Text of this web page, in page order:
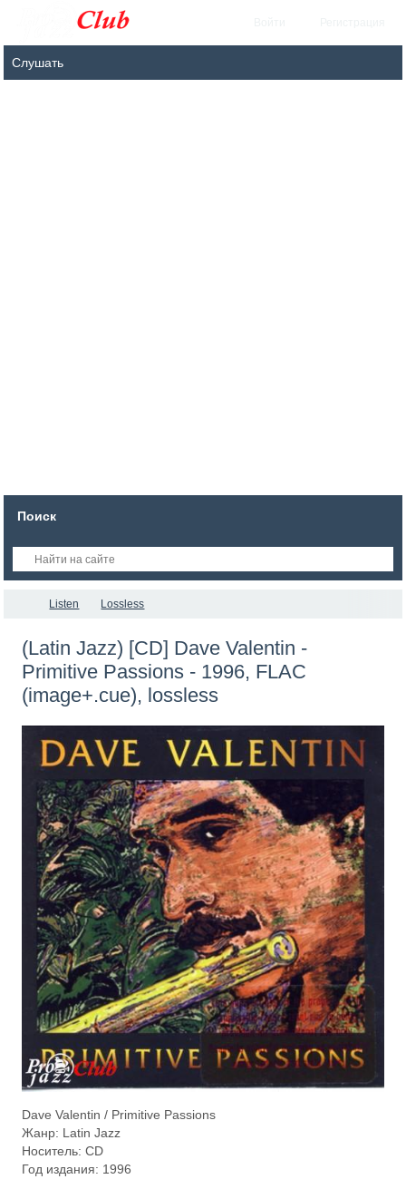
Поиск
Listen Lossless
(Latin Jazz) [CD] Dave Valentin -
Primitive Passions - 1996, FLAC
(image+.cue), lossless
Dave Valentin / Primitive Passions
Жанр: Latin Jazz
Носитель: CD
Год издания: 1996